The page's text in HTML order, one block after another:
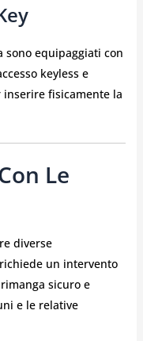
sono equipaggiati con
keyless e
inserire fisicamente la
Le
diverse
un intervento
sicuro e
e le relative